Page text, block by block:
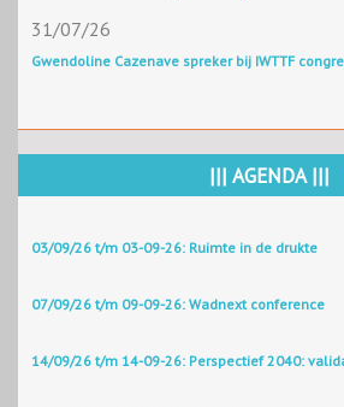
31/07/26
Gwendoline Cazenave spreker bij IWTTF
||| AGENDA |||
03/09/26 t/m 03-09-26: Ruimte in de drukte
07/09/26 t/m 09-09-26: Wadnext conference
14/09/26 t/m 14-09-26: Perspectief 2040: